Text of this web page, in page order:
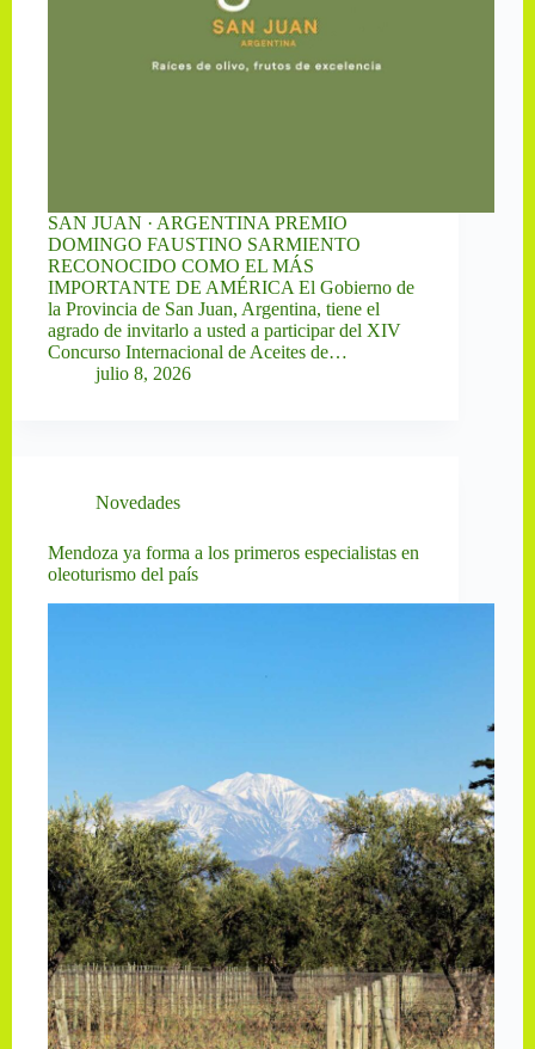
SAN JUAN · ARGENTINA PREMIO
DOMINGO FAUSTINO SARMIENTO
RECONOCIDO COMO EL MÁS
IMPORTANTE DE AMÉRICA El Gobierno de
la Provincia de San Juan, Argentina, tiene el
agrado de invitarlo a usted a participar del XIV
Concurso Internacional de Aceites de…
julio 8, 2026
Novedades
Mendoza ya forma a los primeros especialistas en
oleoturismo del país